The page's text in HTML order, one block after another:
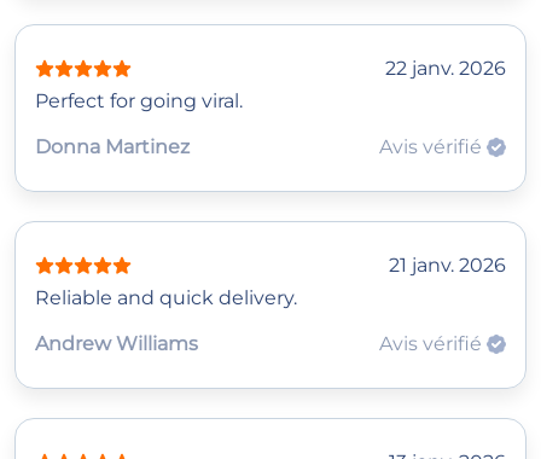
22 janv. 2026
Perfect for going viral.
Donna Martinez
Avis vérifié
21 janv. 2026
Reliable and quick delivery.
Andrew Williams
Avis vérifié